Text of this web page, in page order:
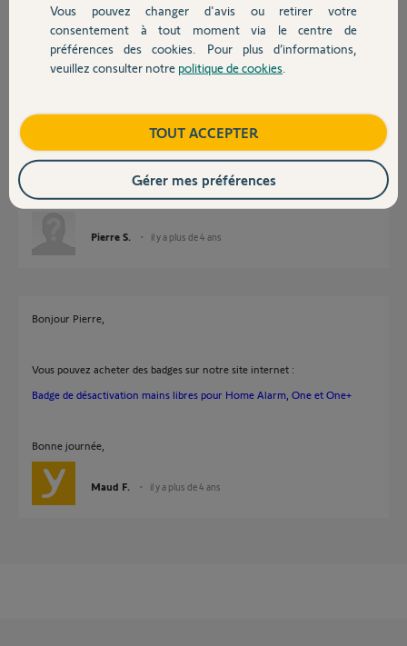
Devis avec un pro
Contact
Je pense que vous cherchez l'application Somfy Protect.
Il n'y a pas de notice "papier". Tout est dans l'application via l'aide.
JACKY M. il y a plus de 4 ans
Merci Jacky M. , c’est bien entendu SOMFY Protect et vous avez raison
de nombreuses réponses se trouvent dans »Aide » ; comme la version des
caméras outdoor soit la 2.3.0.
Mais toujours en recherche : où et comment se procurer des badges ?
Pierre S. il y a plus de 4 ans
Bonjour Pierre,
Vous pouvez acheter des badges sur notre site internet :
Badge de désactivation mains libres pour Home Alarm, One et One+
Bonne journée,
Maud F. il y a plus de 4 ans
Vous pouvez changer d'avis ou retirer votre
consentement à tout moment via le centre de
préférences des cookies. Pour plus d’informations,
veuillez consulter notre politique de cookies
TOUT ACCEPTER
Gérer mes préférences